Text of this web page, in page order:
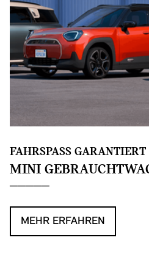
FAHRSPASS GARANTIERT
MINI
MEHR ERFAHREN